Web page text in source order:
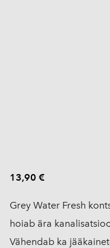
13,90 €
Grey Water Fresh
hoiab ära
Vähendab ka